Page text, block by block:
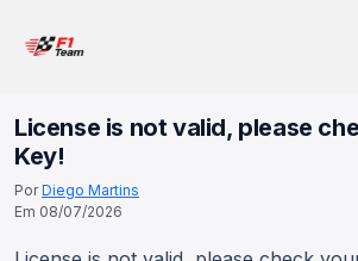
License is not valid, please
Key!
PorDiego Martins
Em 08/07/2026